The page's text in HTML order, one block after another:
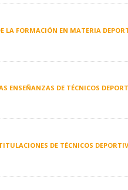
LA FORMACIÓN EN MATERIA
ENSEÑANZAS DE TÉCNICOS
DE TÉCNICOS